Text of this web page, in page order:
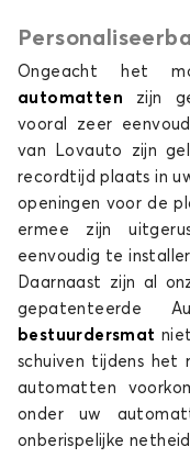
Ongeacht het
automatten zijn
vooral zeer
van Lovauto zijn
recordtijd plaats in
openingen voor de
ermee zijn
eenvoudig te
Daarnaast zijn al
gepatenteerde
bestuurdersmat
schuiven tijdens het
automatten
onder uw
onberispelijke